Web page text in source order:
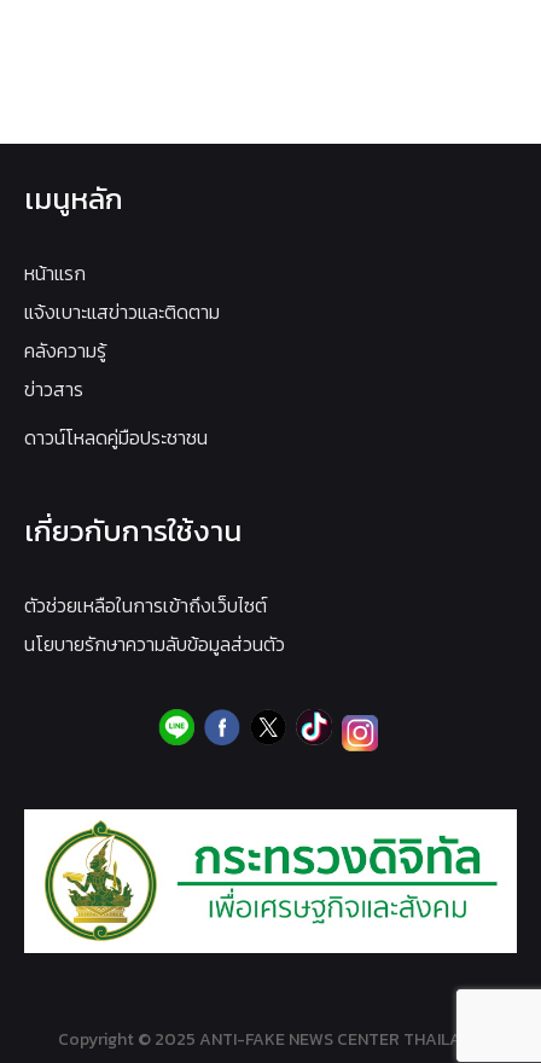
เมนูหลัก
หน้าแรก
แจ้งเบาะแสข่าวและติดตาม
คลังความรู้
ข่าวสาร
ดาวน์โหลดคู่มือประชาชน
เกี่ยวกับการใช้งาน
ตัวช่วยเหลือในการเข้าถึงเว็บไซต์
นโยบายรักษาความลับข้อมูลส่วนตัว
Copyright © 2025 ANTI-FAKE NEWS CENTER THAILAND